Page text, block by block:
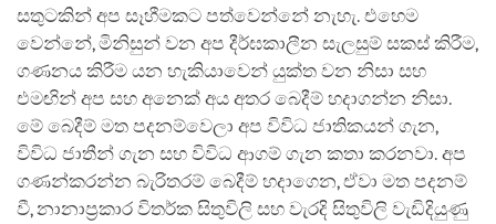
සතුටකින් අප සෑහීමකට පත්වෙන්නේ නැහැ. එහෙම
වෙන්නේ, මිනිසුන් වන අප දීර්ඝකාලීන සැලසුම් සකස් කිරීම,
ගණනය කිරීම යන හැකියාවෙන් යුක්ත වන නිසා සහ
එමඟින් අප සහ අනෙක් අය අතර බෙදීම් හදාගන්න නිසා.
මේ බෙදීම් මත පදනම්වෙලා අප විවිධ ජාතිකයන් ගැන,
විවිධ ජාතීන් ගැන සහ විවිධ ආගම් ගැන කතා කරනවා. අප
ගණන්කරන්න බැරිතරම් බෙදීම් හදාගෙන, ඒවා මත පදනම්
වී, නානාප්‍රකාර විතර්ක සිතුවිලි සහ වැරදි සිතුවිලි වැඩිදියුණු